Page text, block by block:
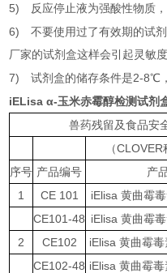
5) 反应停止液为强酸性物质
6)
不要使用过了有效期的试
厂家的试剂盒这样会引起灵敏度
7) 试剂盒的储存条件是2-8℃
iELisa α-玉米赤霉醇检测试剂
兽药残留及食品安
（
序号 产品编号 产
1
CE 101 iElisa 黄曲霉
CE101-48 iElisa 黄曲霉
2
CE102 iElisa 黄曲霉
CE102-48 iElisa 黄曲霉